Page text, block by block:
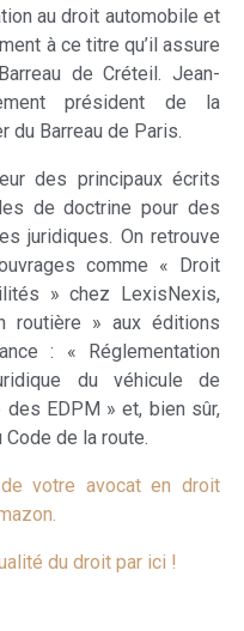
au droit automobile et
à ce titre qu’il assure
de Créteil. Jean-
président de la
du Barreau de Paris.
des principaux écrits
de doctrine pour des
juridiques. On retrouve
comme « Droit
» chez LexisNexis,
routière » aux éditions
: « Réglementation
du véhicule de
EDPM » et, bien sûr,
de la route.
votre avocat en droit
du droit par ici !